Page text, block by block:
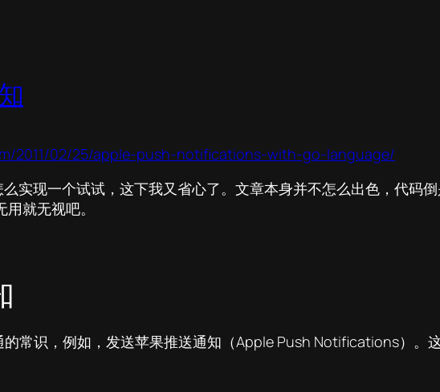
2011/02/25/apple-push-notifications-with-go-language/
实现一个试试，这下我又省心了。文章本身并不怎么出色，代码
就无视吧。
的常识，例如，发送苹果推送通知（Apple Push Notifications）。